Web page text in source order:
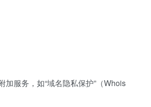
服务，如“域名隐私保护”（Whois